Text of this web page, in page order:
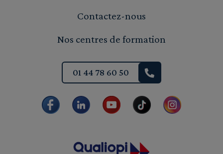
Contactez-nous
Nos centres de formation
01 44 78 60 50